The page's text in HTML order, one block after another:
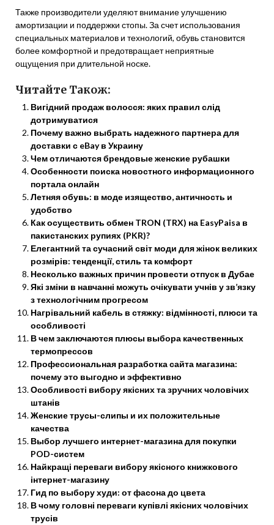
Также производители уделяют внимание улучшению
амортизации и поддержки стопы. За счет использования
специальных материалов и технологий, обувь становится
более комфортной и предотвращает неприятные
ощущения при длительной носке.
Читайте Також:
Вигідний продаж волосся: яких правил слід
дотримуватися
Почему важно выбрать надежного партнера для
доставки с eBay в Украину
Чем отличаются брендовые женские рубашки
Особенности поиска новостного информационного
портала онлайн
Летняя обувь: в моде изящество, античность и
удобство
Как осуществить обмен TRON (TRX) на EasyPaisa в
пакистанских рупиях (PKR)?
Елегантний та сучасний світ моди для жінок великих
розмірів: тенденції, стиль та комфорт
Несколько важных причин провести отпуск в Дубае
Які зміни в навчанні можуть очікувати учнів у зв’язку
з технологічним прогресом
Нагрівальний кабель в стяжку: відмінності, плюси та
особливості
В чем заключаются плюсы выбора качественных
термопрессов
Профессиональная разработка сайта магазина:
почему это выгодно и эффективно
Особливості вибору якісних та зручних чоловічих
штанів
Женские трусы-слипы и их положительные
качества
Выбор лучшего интернет-магазина для покупки
POD-систем
Найкращі переваги вибору якісного книжкового
інтернет-магазину
Гид по выбору худи: от фасона до цвета
В чому головні переваги купівлі якісних чоловічих
трусів